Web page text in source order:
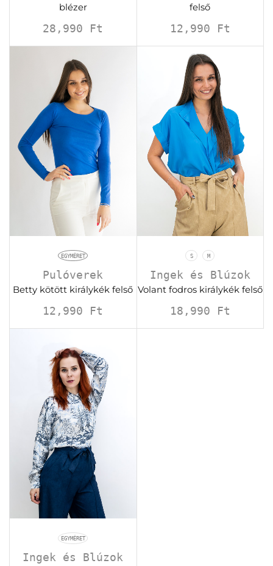
blézer
28,990 Ft
felső
12,990 Ft
EGYMÉRET
Pulóverek
Betty kötött királykék felső
12,990 Ft
S M
Ingek és Blúzok
Volant fodros királykék felső
18,990 Ft
EGYMÉRET
Ingek és Blúzok